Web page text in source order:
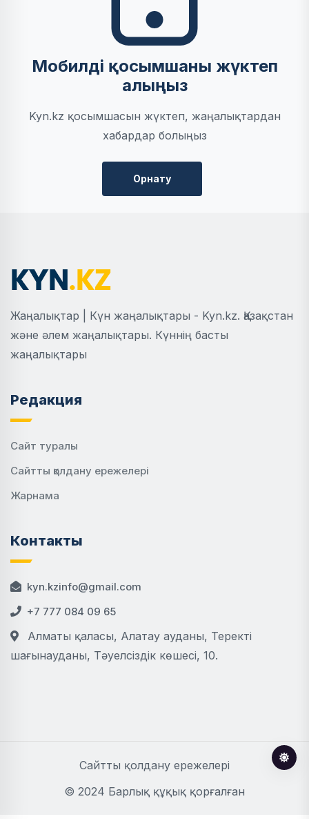
Мобилді қосымшаны жүктеп
алыңыз
Kyn.kz қосымшасын жүктеп, жаңалықтардан
хабардар болыңыз
Орнату
Жаңалықтар | Күн жаңалықтары - Kyn.kz. Қазақстан
және әлем жаңалықтары. Күннің басты
жаңалықтары
Редакция
Сайт туралы
Сайтты қолдану ережелері
Жарнама
Контакты
kyn.kzinfo@gmail.com
+7 777 084 09 65
Алматы қаласы, Алатау ауданы, Теректі
шағынауданы, Тәуелсіздік көшесі, 10.
Сайтты қолдану ережелері
© 2024 Барлық құқық қорғалған